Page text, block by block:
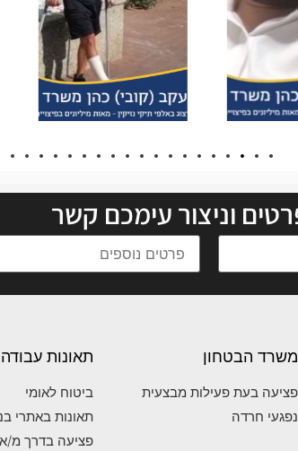
וניצור עימכם קשר
משרד הבטחון
פציעה בעת פעילות מבצעית
נפגעי חרדה
תאונות עבודה
ביטוח לאומי
תאונות באתרי
פציעה בדרך מ/